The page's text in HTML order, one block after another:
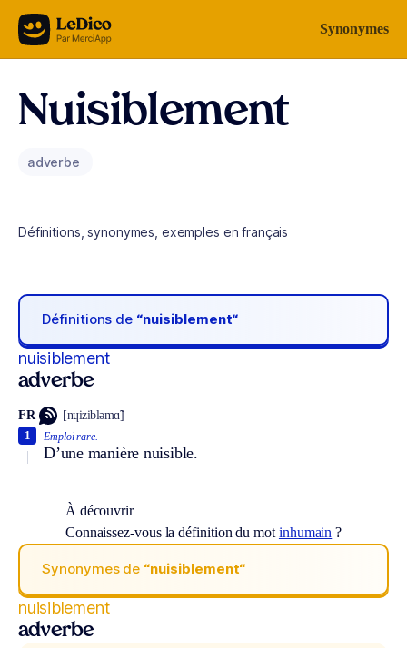
Aller au contenu Synonymes
Nuisiblement
adverbe
Définitions, synonymes, exemples en français
Définitions de “nuisiblement“
nuisiblement
adverbe
FR [nɥizibləmɑ̃]
Emploi rare.
D’une manière nuisible.
1
À découvrir
Connaissez-vous la définition du mot inhumain ?
Synonymes de “nuisiblement“
nuisiblement
adverbe